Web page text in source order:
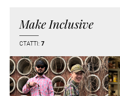
Make Inclusive
СТАТТІ: 7